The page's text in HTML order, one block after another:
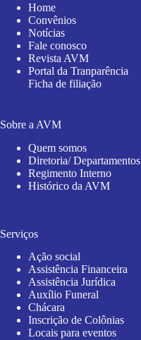
Home
Convênios
Notícias
Fale conosco
Revista AVM
Portal da Tranparência
Ficha de filiação
Sobre a AVM
Quem somos
Diretoria/ Departamentos
Regimento Interno
Histórico da AVM
Serviços
Ação social
Assistência Financeira
Assistência Jurídica
Auxílio Funeral
Chácara
Inscrição de Colônias
Locais para eventos